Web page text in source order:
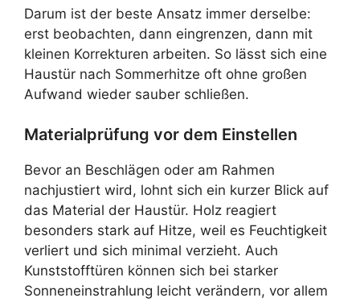
Darum ist der beste Ansatz immer derselbe:
erst beobachten, dann eingrenzen, dann mit
kleinen Korrekturen arbeiten. So lässt sich eine
Haustür nach Sommerhitze oft ohne großen
Aufwand wieder sauber schließen.
Materialprüfung vor dem Einstellen
Bevor an Beschlägen oder am Rahmen
nachjustiert wird, lohnt sich ein kurzer Blick auf
das Material der Haustür. Holz reagiert
besonders stark auf Hitze, weil es Feuchtigkeit
verliert und sich minimal verzieht. Auch
Kunststofftüren können sich bei starker
Sonneneinstrahlung leicht verändern, vor allem